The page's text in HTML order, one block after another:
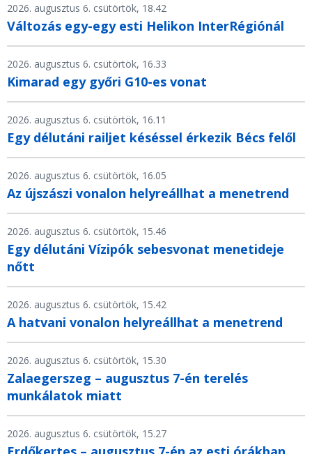
2026. augusztus 6. csütörtök, 18.42
Változás egy-egy esti Helikon InterRégiónál
2026. augusztus 6. csütörtök, 16.33
Kimarad egy győri G10-es vonat
2026. augusztus 6. csütörtök, 16.11
Egy délutáni railjet késéssel érkezik Bécs felől
2026. augusztus 6. csütörtök, 16.05
Az újszászi vonalon helyreállhat a menetrend
2026. augusztus 6. csütörtök, 15.46
Egy délutáni Vízipók sebesvonat menetideje
nőtt
2026. augusztus 6. csütörtök, 15.42
A hatvani vonalon helyreállhat a menetrend
2026. augusztus 6. csütörtök, 15.30
Zalaegerszeg – augusztus 7-én terelés
munkálatok miatt
2026. augusztus 6. csütörtök, 15.27